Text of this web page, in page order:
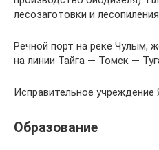
лесозаготовки и
Речной порт на реке Чулым,
на линии Тайга — Томск —
Исправительное учреждение
Образование